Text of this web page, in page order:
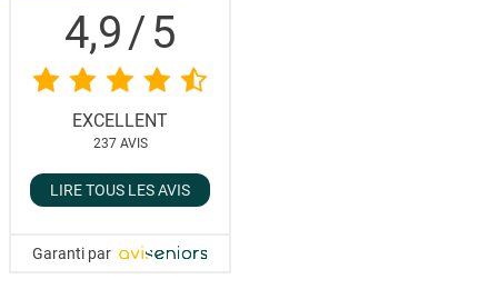
4,9/5
EXCELLENT
237 AVIS
LIRE TOUS LES AVIS
Garanti par